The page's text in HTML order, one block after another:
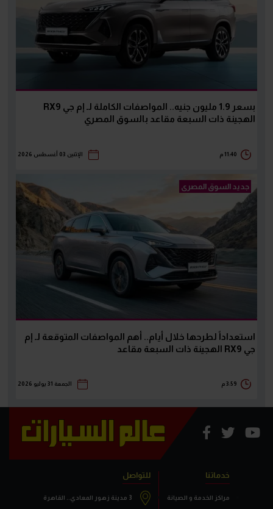
بسعر 1.9 مليون جنيه.. المواصفات الكاملة لـ إم جي RX9
الهجينة ذات السبعة مقاعد بالسوق المصري
11:40 م الإثنين 03 أغسطس 2026
جديد السوق المصرى
استعداداً لطرحها خلال أيام.. أهم المواصفات المتوقعة لـ إم
جي RX9 الهجينة ذات السبعة مقاعد
3:59 م الجمعة 31 يوليو 2026
خدماتنا
مراكز الخدمة و الصيانة
للتواصل
3 مدينة زهور المعادي.. القاهرة